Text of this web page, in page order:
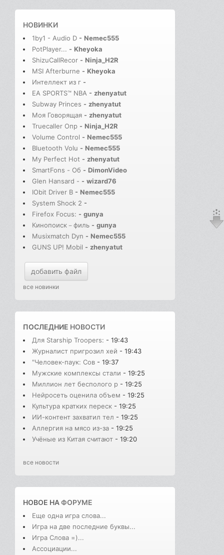
НОВИНКИ
1by1 - Audio D - Nemec555
PotPlayer... - Kheyoka
ShizuCallRecor - Ninja_H2R
MSI Afterburne - Kheyoka
Интеллект из г -
EA SPORTS™ NBA - zhenyatut
Subway Princes - zhenyatut
Моя Говорящая - zhenyatut
Truecaller Опр - Ninja_H2R
Volume Control - Nemec555
Bluetooth Volu - Nemec555
My Perfect Hot - zhenyatut
SmartFons - Об - DimonVideo
Glen Hansard - - wizard76
IObit Driver B - Nemec555
System Shock 2 -
Firefox Focus: - gunya
Кинопоиск－филь - gunya
Musixmatch Dyn - Nemec555
GUNS UP! Mobil - zhenyatut
добавить файл
все новинки
ПОСЛЕДНИЕ НОВОСТИ
Для Starship Troopers: - 19:43
Журналист пригрозил хей - 19:43
"Человек-паук: Сов - 19:37
Мужские комплексы стали - 19:25
Миллион лет бесполого р - 19:25
Нейросеть оценила объем - 19:25
Культура кратких переск - 19:25
ИИ-контент захватил тел - 19:25
Аллергия на мясо из-за - 19:25
Учёные из Китая считают - 19:20
все новости
НОВОЕ НАФОРУМЕ
Еще одна игра слова...
Игра на две последние буквы...
Игра Слова =)...
Ассоциации...